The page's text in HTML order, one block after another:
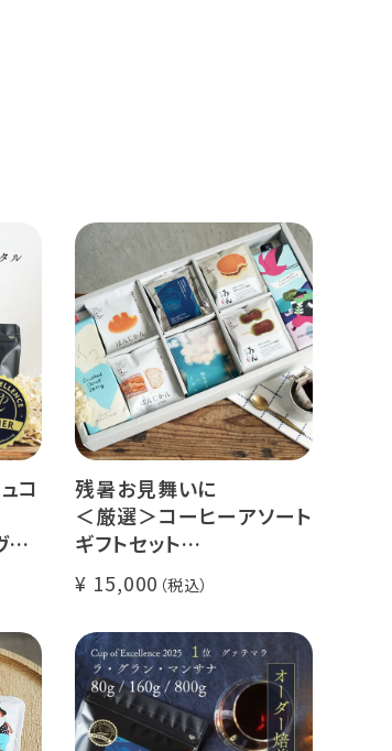
コ
ァ
/
残暑お見舞いに
＜厳選＞コーヒーアソート
ギフトセット
リキッドコーヒー 2本 + ド
リップコーヒー 10種30杯
クラッシュドデカフェゼリ
ー カリビアントレジャーブ
レンド
グランクリュ スペシャルテ
ィ
15,000